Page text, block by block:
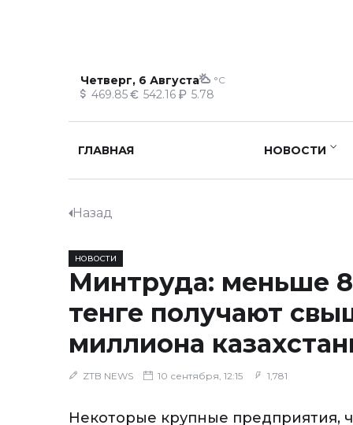
Четверг, 6 Августа °C
469.85 542.16 5.78
ГЛАВНАЯ НОВОСТИ
Назад
НОВОСТИ
Минтруда: меньше
тенге получают
миллиона
ZTB NEWS 10 сентября, 12:15 1,781
Некоторые крупные предприятия,